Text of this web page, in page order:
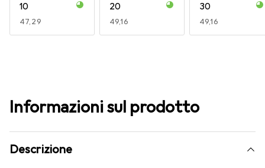
10
EUR
47,29
20
EUR
49,16
30
EUR
49,16
Informazioni sul prodotto
Descrizione